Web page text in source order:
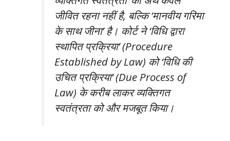
जीवित रहना नहीं है, बल्कि ‘मानवीय गरिमा
के साथ जीना’ है। कोर्ट ने ‘विधि द्वारा
स्थापित प्रक्रिया’ (Procedure
Established by Law) को ‘विधि की
उचित प्रक्रिया’ (Due Process of
Law) के करीब लाकर व्यक्तिगत
स्वतंत्रता को और मजबूत किया।